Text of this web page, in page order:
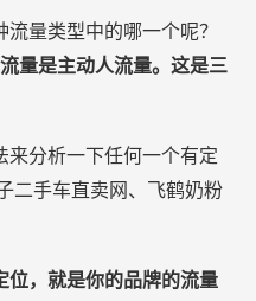
流量类型中的哪一个呢？
量是主动人流量。这是三
来分析一下任何一个有定
二手车直卖网、飞鹤奶粉
位，就是你的品牌的流量